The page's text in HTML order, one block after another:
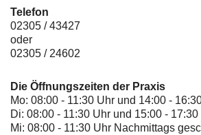
Telefon
02305 / 43427
oder
02305 / 24602
Die Öffnungszeiten der Praxis
Mo: 08:00 - 11:30 Uhr und 14:00 -
Di: 08:00 - 11:30 Uhr und 15:00 - 17:30
Mi: 08:00 - 11:30 Uhr Nachmittags